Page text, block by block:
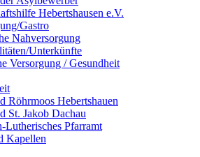
Hebertshausen e.V.
Gastro
Nahversorgung
Unterkünfte
Versorgung / Gesundheit
Röhrmoos Hebertshauen
St. Jakob Dachau
Lutherisches Pfarramt
Kapellen